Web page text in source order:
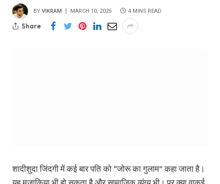
BY VIKRAM MARCH 10, 2025 4 MINS READ
Share
शादीशुदा जिंदगी में कई बार पति को “जोरू का गुलाम” कहा जाता है।